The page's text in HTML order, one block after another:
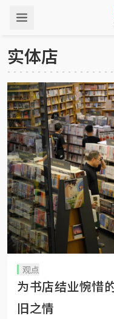
实体店
观点
为书店结业惋惜
旧之情